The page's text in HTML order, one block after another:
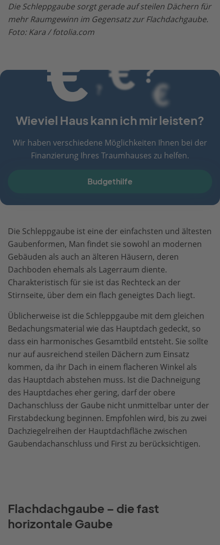
Die Schleppgaube sorgt gerade auf steilen Dächern für
mehr Raumgewinn im Gegensatz zur Flachdachgaube.
Foto: Kara / fotolia.com
Wieviel Haus kann ich mir leisten?
Wir haben verschiedene Möglichkeiten Ihnen bei der
Finanzierung Ihres Traumhauses zu helfen.
Budgethilfe
Die Schleppgaube ist eine der einfachsten und ältesten
Gaubenformen, Man findet sie sowohl an modernen
Gebäuden als auch an älteren Häusern, deren
Dachboden ehemals als Lagerraum diente.
Charakteristisch für sie ist das Rechteck an der
Stirnseite, über dem ein flach geneigtes Dach liegt.
Üblicherweise ist die Schleppgaube mit dem gleichen
Bedachungsmaterial wie das Hauptdach gedeckt, so
dass ein harmonisches Gesamtbild entsteht. Sie sollte
nur auf ausreichend steilen Dächern zum Einsatz
kommen, da ihr Dach in einem flacheren Winkel als
das Hauptdach abstehen muss. Ist die Dachneigung
des Hauptdaches eher gering, darf der obere
Dachanschluss der Gaube nicht unmittelbar unter der
Firstabdeckung beginnen. Empfohlen wird, bis zu zwei
Dachziegelreihen der Hauptdachfläche zwischen
Gaubendachanschluss und First zu berücksichtigen.
Flachdachgaube – die fast
horizontale Gaube